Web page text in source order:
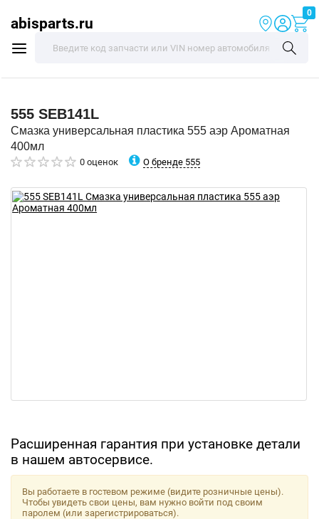
abisparts.ru
0
555 SEB141L
Смазка универсальная пластика 555 аэр Ароматная
400мл
0 оценок О бренде 555
Расширенная гарантия при установке детали
в нашем автосервисе.
Вы работаете в гостевом режиме (видите розничные цены).
Чтобы увидеть свои цены, вам нужно войти под своим
паролем (или зарегистрироваться).